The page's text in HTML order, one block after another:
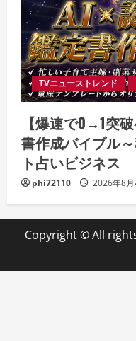
TVニューストレンド
【爆速で0→1突
書作成バイブル
ト占いビジネス
phi72110 2026年8月
Copyright © All